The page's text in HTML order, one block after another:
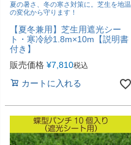
夏の暑さ、冬の寒さ対策に。芝生を地温
の変化から守ります！
【夏冬兼用】芝生用遮光シー
ト・寒冷紗1.8m×10m【説明書
付き】
販売価格 ¥7,810税込
カートに入れる